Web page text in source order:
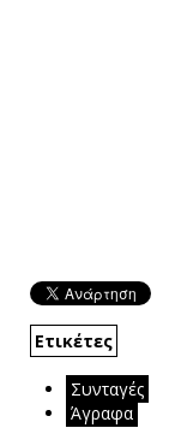
Ετικέτες
Συνταγές
Άγραφα